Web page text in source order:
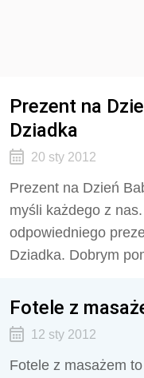
Prezent na
Dziadka
20 sty 2012
Prezent na Dzień
myśli każdego z
odpowiedniego
Dziadka. Dobrym
Fotele z
12 sty 2012
Fotele z masażem